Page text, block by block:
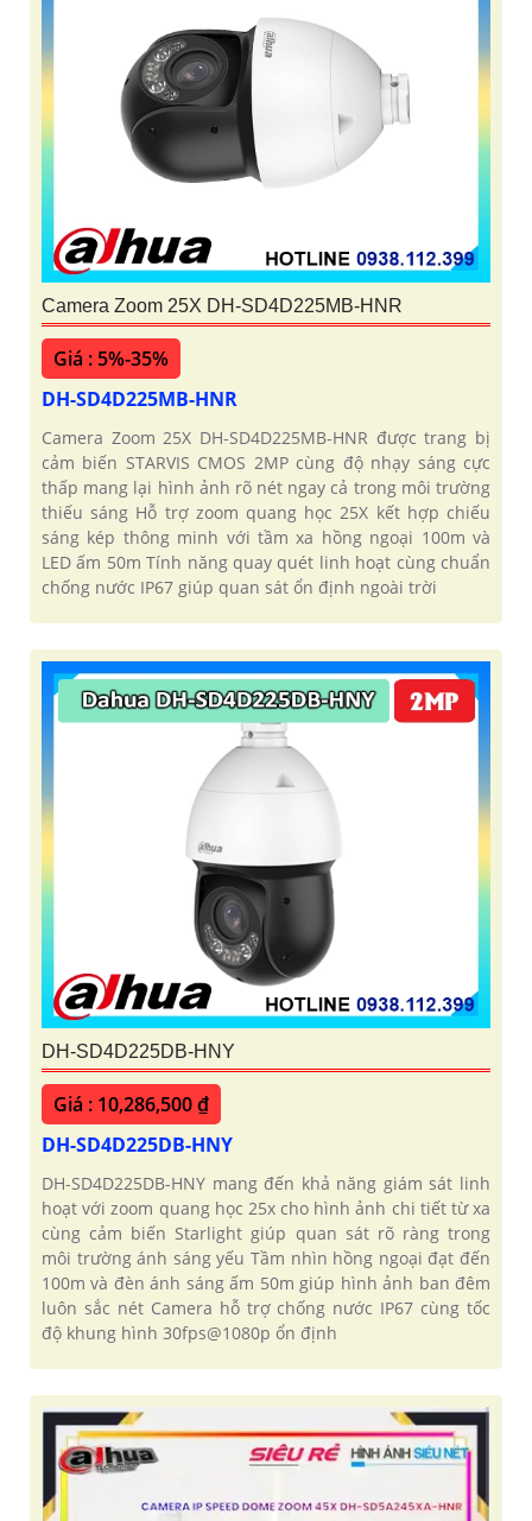
Camera Zoom 25X DH-SD4D225MB-HNR
Giá : 5%-35%
DH-SD4D225MB-HNR
Camera Zoom 25X DH-SD4D225MB-HNR được trang bị
cảm biến STARVIS CMOS 2MP cùng độ nhạy sáng cực
thấp mang lại hình ảnh rõ nét ngay cả trong môi trường
thiếu sáng Hỗ trợ zoom quang học 25X kết hợp chiếu
sáng kép thông minh với tầm xa hồng ngoại 100m và
LED ấm 50m Tính năng quay quét linh hoạt cùng chuẩn
chống nước IP67 giúp quan sát ổn định ngoài trời
DH-SD4D225DB-HNY
Giá : 10,286,500 ₫
DH-SD4D225DB-HNY
DH-SD4D225DB-HNY mang đến khả năng giám sát linh
hoạt với zoom quang học 25x cho hình ảnh chi tiết từ xa
cùng cảm biến Starlight giúp quan sát rõ ràng trong
môi trường ánh sáng yếu Tầm nhìn hồng ngoại đạt đến
100m và đèn ánh sáng ấm 50m giúp hình ảnh ban đêm
luôn sắc nét Camera hỗ trợ chống nước IP67 cùng tốc
độ khung hình 30fps@1080p ổn định